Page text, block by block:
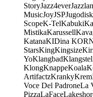
StoryJazz4ever
MusicJoyJSPJugodisk
ScopeK-TelKabuki
MistikaKarussell
KatanaKIDina
StarsKingKingsize
YoKlangbad
KlongKnappeKoala
ArtifactzKrankyKrem
Voce Del PadroneLa
PizzaLaFace